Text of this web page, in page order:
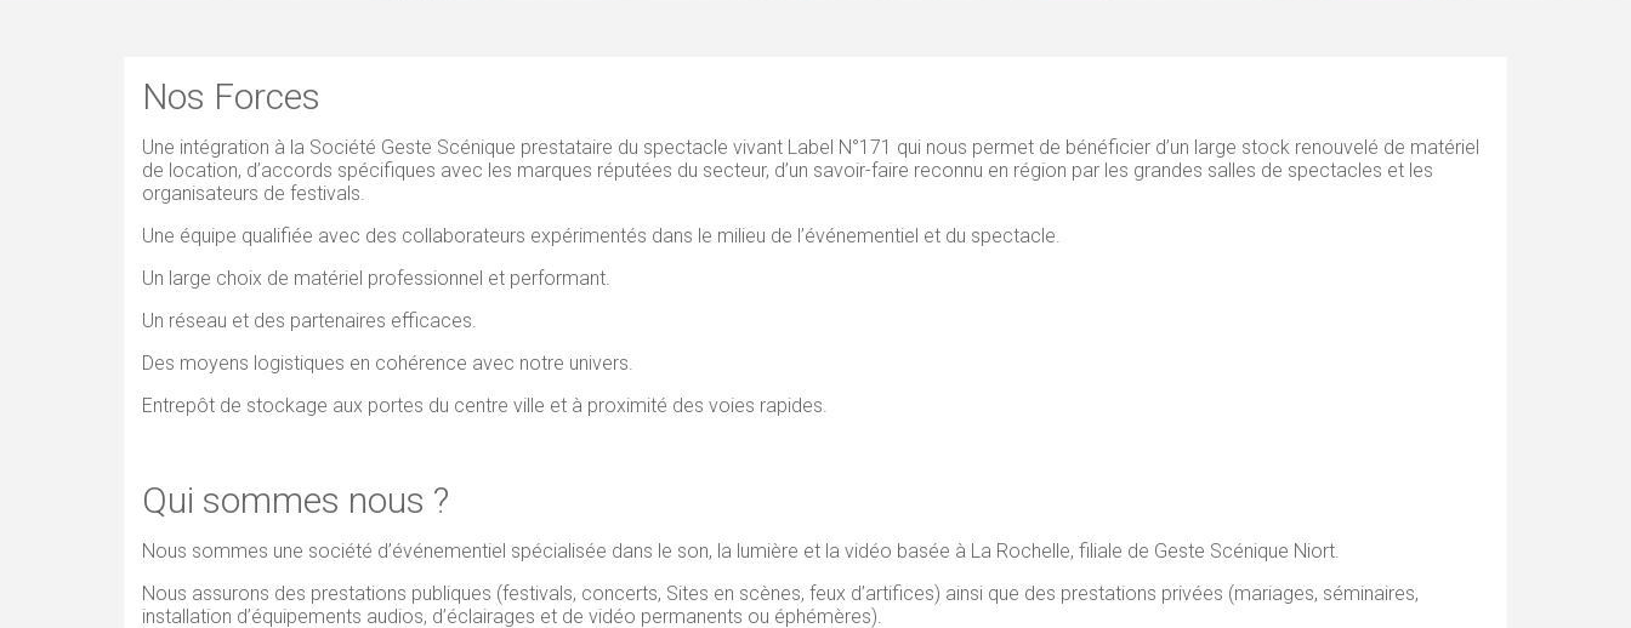
Nos Forces
Une intégration à la Société Geste Scénique prestataire du spectacle vivant Label N°171 qui nous permet de bénéficier d’un large stock renouvelé de matériel
de location, d’accords spécifiques avec les marques réputées du secteur, d’un savoir-faire reconnu en région par les grandes salles de spectacles et les
organisateurs de festivals.
Une équipe qualifiée avec des collaborateurs expérimentés dans le milieu de l’événementiel et du spectacle.
Un large choix de matériel professionnel et performant.
Un réseau et des partenaires efficaces.
Des moyens logistiques en cohérence avec notre univers.
Entrepôt de stockage aux portes du centre ville et à proximité des voies rapides.
Qui sommes nous ?
Nous sommes une société d’événementiel spécialisée dans le son, la lumière et la vidéo basée à La Rochelle, filiale de Geste Scénique Niort.
Nous assurons des prestations publiques (festivals, concerts, Sites en scènes, feux d’artifices) ainsi que des prestations privées (mariages, séminaires,
installation d’équipements audios, d’éclairages et de vidéo permanents ou éphémères).